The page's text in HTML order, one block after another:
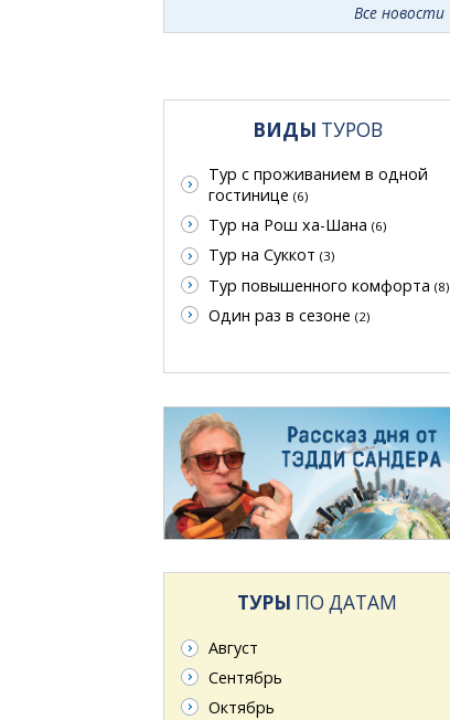
Все новости
ВИДЫ ТУРОВ
Тур с проживанием в одной
гостинице (6)
Тур на Рош ха-Шана (6)
Тур на Суккот (3)
Тур повышенного комфорта (8)
Один раз в сезоне (2)
ТУРЫ ПО ДАТАМ
Август
Сентябрь
Октябрь